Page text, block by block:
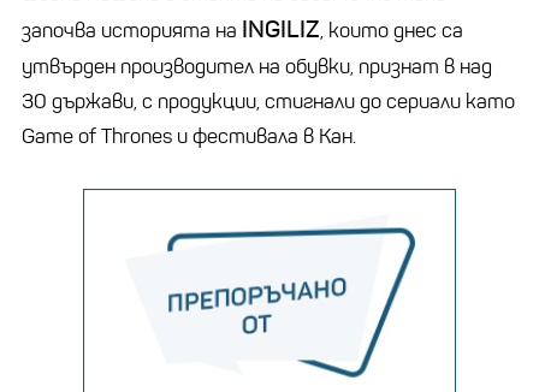
започва историята на INGILIZ, които днес са
утвърден производител на обувки, признат в над
30 държави, с продукции, стигнали до сериали като
Game of Thrones и фестивала в Кан.